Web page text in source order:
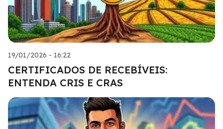
19/01/2026 - 16:22
CERTIFICADOS DE RECEBÍVEIS:
ENTENDA CRIS E CRAS